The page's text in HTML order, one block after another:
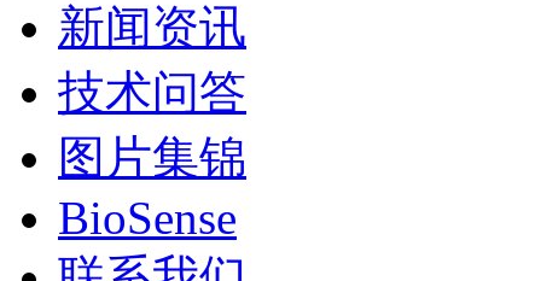
新闻资讯
技术问答
图片集锦
BioSense